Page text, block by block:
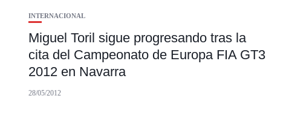
INTERNACIONAL
Miguel Toril sigue progresando tras la
cita del Campeonato de Europa FIA GT3
2012 en Navarra
28/05/2012